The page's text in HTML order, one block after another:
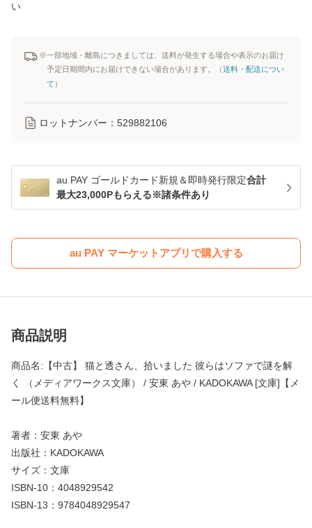
い
※一部地域・離島につきましては、送料が発生する場合や表示のお届け
予定日期間内にお届けできない場合があります。（送料・配送につい
て ）
ロットナンバー： 529882106
au PAY ゴールドカード新規＆即時発行限定合計
最大23,000Pもらえる※諸条件あり
au PAY マーケットアプリで購入する
商品説明
商品名:【中古】 猫と透さん、拾いました 彼らはソファで謎を解
く （メディアワークス文庫） / 安東 あや / KADOKAWA [文庫]【メ
ール便送料無料】
著者：安東 あや
出版社：KADOKAWA
サイズ：文庫
ISBN-10：4048929542
ISBN-13：9784048929547